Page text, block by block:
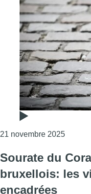
21 novembre 2025
Sourate du
bruxellois: les
encadrées